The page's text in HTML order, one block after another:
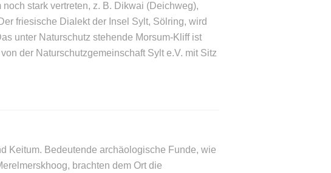
stark vertreten, z. B. Dikwai (Deichweg),
friesische Dialekt der Insel Sylt, Sölring, wird
unter Naturschutz stehende Morsum-Kliff ist
der Naturschutzgemeinschaft Sylt e.V. mit Sitz
Keitum. Bedeutende archäologische Funde, wie
brachten dem Ort die